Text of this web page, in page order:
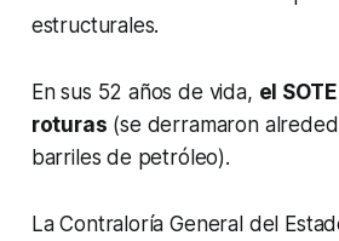
estructurales.
En sus 52 años de vida, el
roturas (se derramaron
barriles de petróleo).
La Contraloría General del